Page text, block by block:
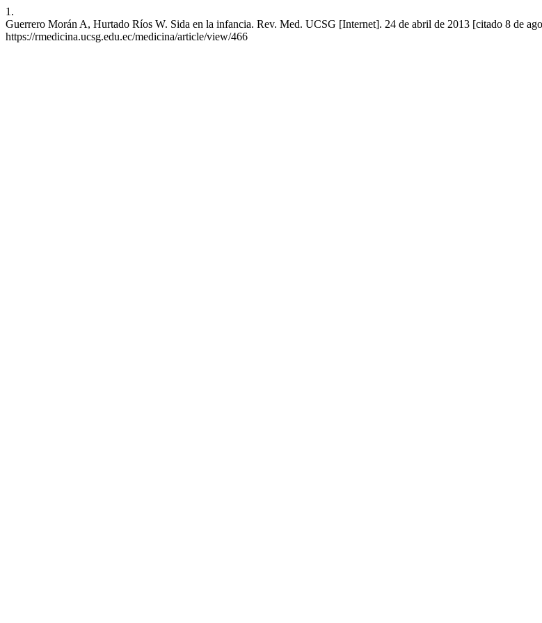
1.
Guerrero Morán A, Hurtado Ríos W. Sida en la infancia. Rev. Med. UCSG [Internet]. 24 de abril de 2013 [citado 8 de
https://rmedicina.ucsg.edu.ec/medicina/article/view/466